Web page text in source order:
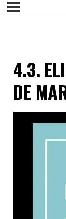
4.3.
DE